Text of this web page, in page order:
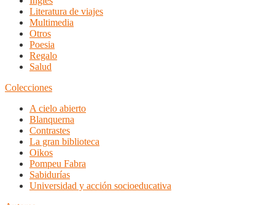
Literatura de viajes
Multimedia
Otros
Poesia
Regalo
Salud
Colecciones
A cielo abierto
Blanquerna
Contrastes
La gran biblioteca
Oikos
Pompeu Fabra
Sabidurías
Universidad y acción socioeducativa